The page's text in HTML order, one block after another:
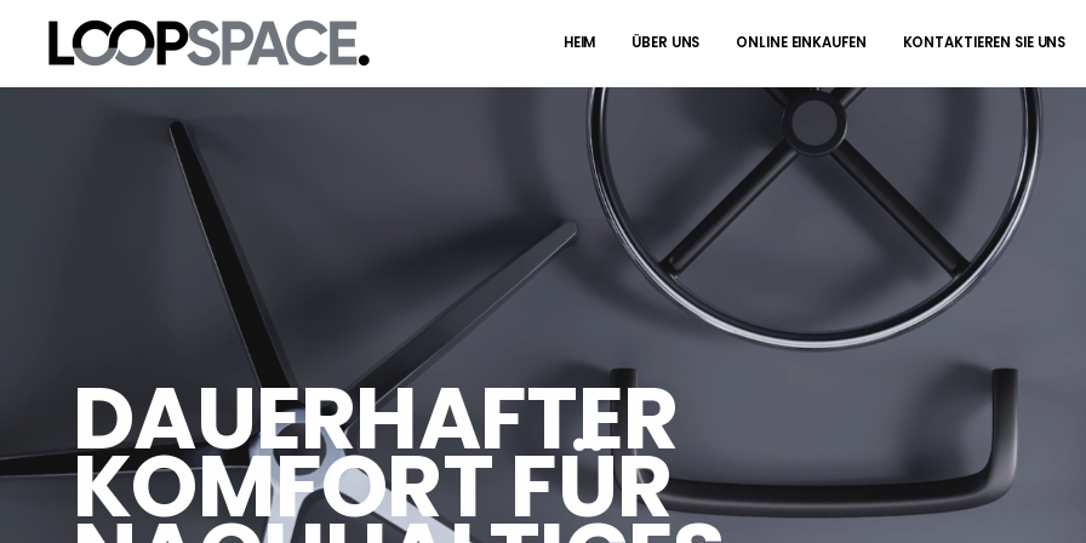
HEIM ÜBER UNS ONLINE EINKAUFEN KONTAKTIEREN SIE UNS
DAUERHAFTER
KOMFORT FÜR